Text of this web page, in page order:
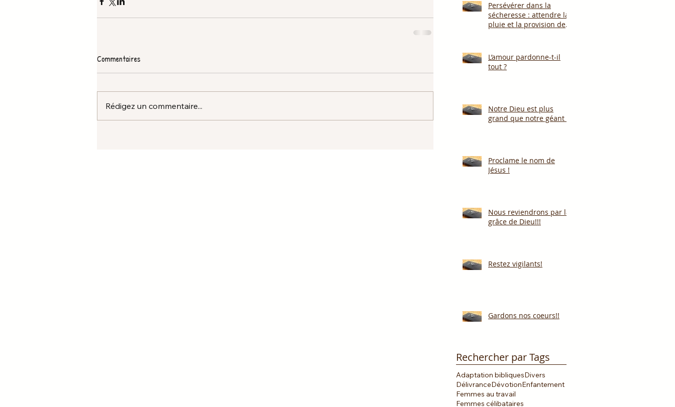
Commentaires
Rédigez un commentaire...
Persévérer dans la
sécheresse : attendre la
pluie et la provision de
L’amour pardonne-t-il
tout ?
Notre Dieu est plus
grand que notre géant !
Proclame le nom de
Jésus !
Nous reviendrons par la
grâce de Dieu!!!
Restez vigilants!
Gardons nos coeurs!!
Rechercher par Tags
Adaptation bibliquesDivers
DélivranceDévotionEnfantement
Femmes au travail
Femmes célibataires